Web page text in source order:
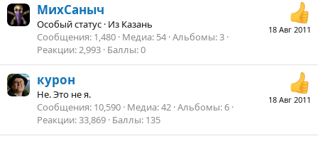
18 Авг 2011
МихСаныч
Особый статус · Из Казань
Сообщения 1,480 Медиа 54 Альбомы 3
Реакции 2,993 Баллы 0
18 Авг 2011
курон
Не. Это не я.
Сообщения 10,590 Медиа 42 Альбомы 6
Реакции 33,869 Баллы 135